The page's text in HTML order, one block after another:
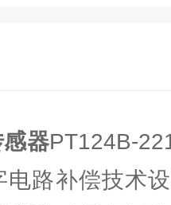
器PT124B-
电路补偿技术